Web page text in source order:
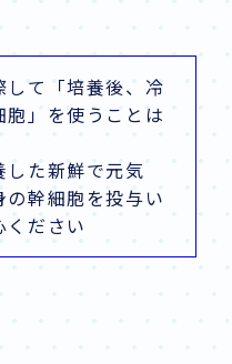
て「培養後、冷
」を使うことは
た新鮮で元気
幹細胞を投与い
ください